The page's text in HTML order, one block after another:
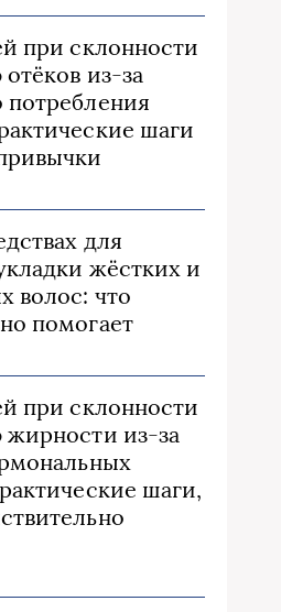
при склонности
из‑за
потребления
шаги
для
жёстких и
волос: что
помогает
при склонности
из‑за
шаги,